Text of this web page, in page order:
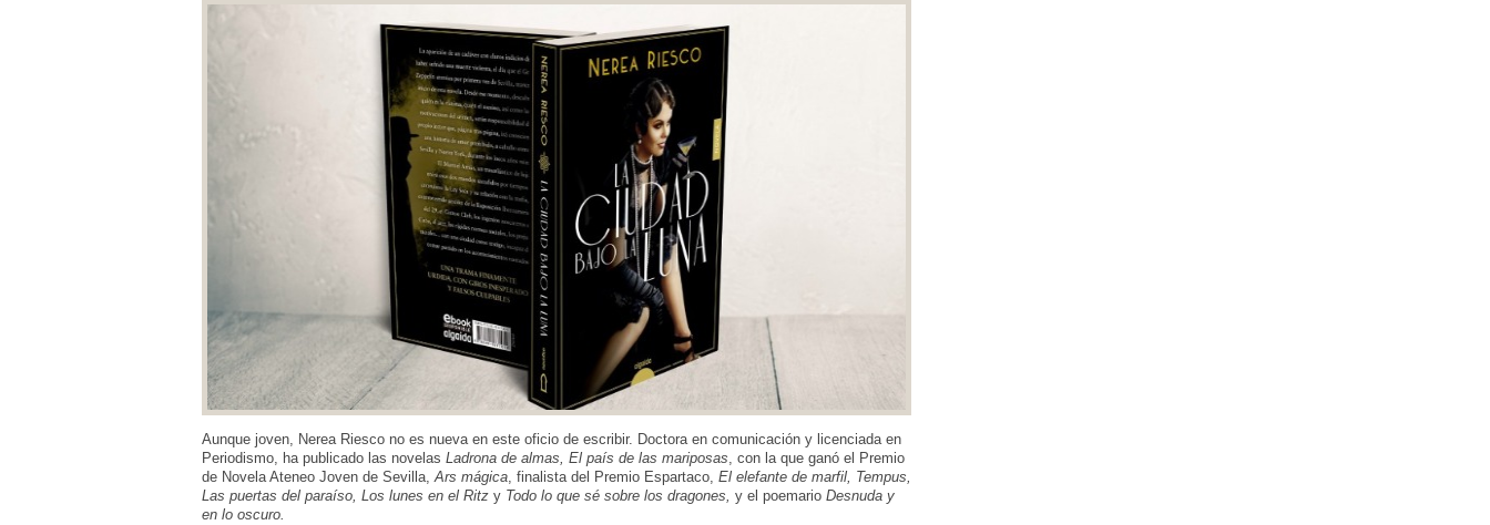
Aunque joven, Nerea Riesco no es nueva en este oficio de escribir. Doctora en comunicación y licenciada en
Periodismo, ha publicado las novelas Ladrona de almas, El país de las mariposas, con la que ganó el Premio
de Novela Ateneo Joven de Sevilla,Ars mágica, finalista del Premio Espartaco, El elefante de marfil, Tempus,
Las puertas del paraíso, Los lunes en el Ritz y Todo lo que sé sobre los dragones, y el poemario Desnuda y
en lo oscuro.